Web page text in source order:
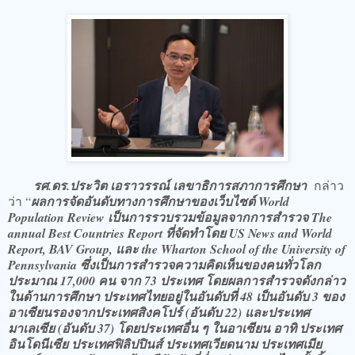
รศ.ดร.ประวิต เอราวรรณ์ เลขาธิการสภาการศึกษากล่าว
ว่า “ผลการจัดอันดับทางการศึกษาของเว็บไซต์ World
Population Review เป็นการรวบรวมข้อมูลจากการสำรวจ The
annual Best Countries Report ที่จัดทำโดย US News and World
Report, BAV Group, และ the Wharton School of the University of
Pennsylvania ซึ่งเป็นการสำรวจความคิดเห็นของคนทั่วโลก
ประมาณ 17,000 คน จาก 73 ประเทศ โดยผลการสำรวจดังกล่าว
ในด้านการศึกษา ประเทศไทยอยู่ในอันดับที่ 48 เป็นอันดับ 3 ของ
อาเซียนรองจากประเทศสิงคโปร์ (อันดับ 22) และประเทศ
มาเลเซีย (อันดับ 37) โดยประเทศอื่น ๆ ในอาเซียน อาทิ ประเทศ
อินโดนีเซีย ประเทศฟิลิปปินส์ ประเทศเวียดนาม ประเทศเมีย